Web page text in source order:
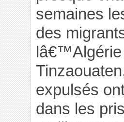
semaines
des
lâ€™Algérie
expulsés
dans les